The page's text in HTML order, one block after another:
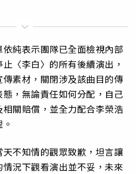
純表示團隊已全面檢視內部
〈李白〉的所有後續演出，
素材，關閉涉及該曲目的傳
，無論責任如何分配，自己
關賠償，並全力配合李榮浩
不知情的觀眾致歉，坦言讓
況下觀看演出並不妥，未來